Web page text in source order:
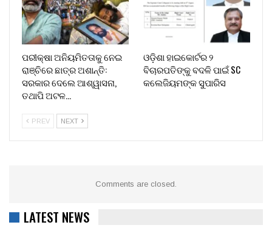
ପରୀକ୍ଷା ଅନିୟମିତତାକୁ ନେଇ
ରାଞ୍ଚିରେ ଛାତ୍ର ଅଶାନ୍ତି:
ସରକାର ଦେଲେ ଆଶ୍ୱାସନା,
ତଥାପି ଅଟଳ…
ଓଡ଼ିଶା ହାଇକୋର୍ଟର ୨
ବିଚାରପତିଙ୍କୁ ବଦଳି ପାଇଁ SC
କଲେଜିୟମଙ୍କ ସୁପାରିସ
PREV NEXT
Comments are closed.
LATEST NEWS